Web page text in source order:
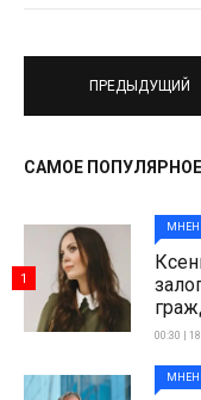
ПРЕДЫДУЩИЙ
САМОЕ ПОПУЛЯРНОЕ
00:30 |
1